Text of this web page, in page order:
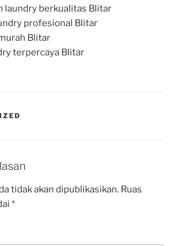
laundry berkualitas Blitar
profesional Blitar
Blitar
terpercaya Blitar
tidak akan dipublikasikan. Ruas
*